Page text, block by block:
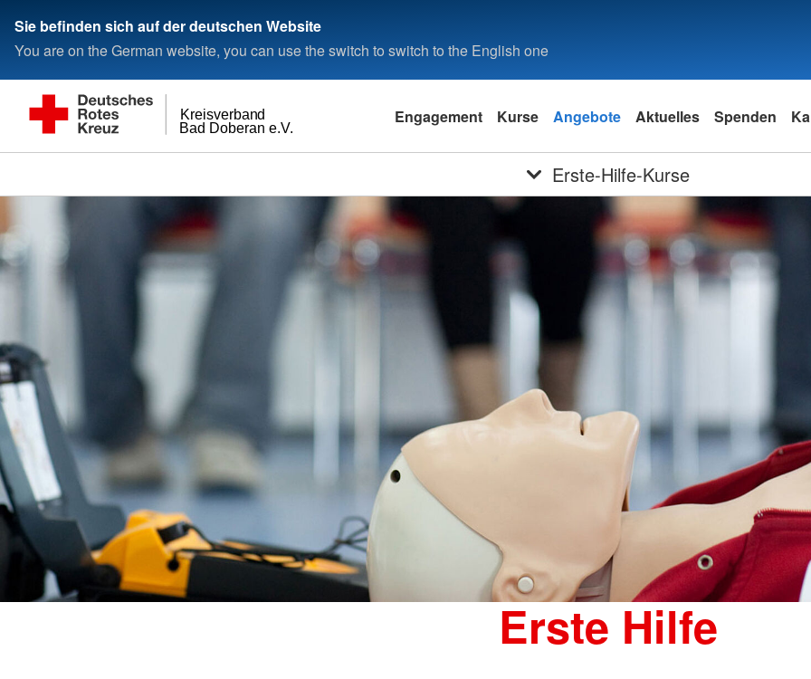
Sie befinden sich auf der deutschen Website
You are on the German website, you can use the switch to switch to the English one
Bad Doberan e.V.
Kreisverband Engagement Kurse Angebote Aktuelles Spenden
Erste-Hilfe-Kurse
Erste Hilfe